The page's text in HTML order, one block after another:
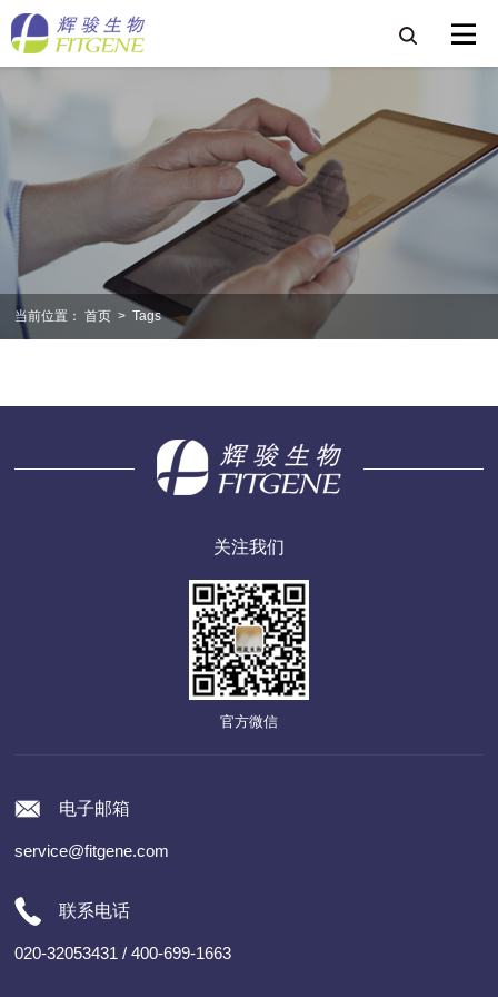
当前位置： 首页 > Tags
关注我们
官方微信
电子邮箱
service@fitgene.com
联系电话
020-32053431 / 400-699-1663